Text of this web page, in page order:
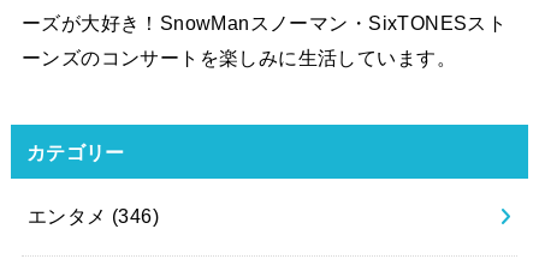
ーズが大好き！SnowManスノーマン・SixTONESスト
ーンズのコンサートを楽しみに生活しています。
カテゴリー
エンタメ (346)